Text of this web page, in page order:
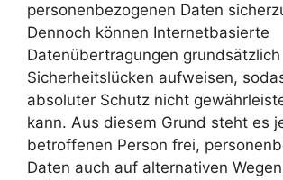
personenbezogenen Daten
Dennoch können Internetbasierte
Datenübertragungen grundsätzlich
Sicherheitslücken aufweisen,
absoluter Schutz nicht
kann. Aus diesem Grund steht es
betroffenen Person frei,
Daten auch auf alternativen